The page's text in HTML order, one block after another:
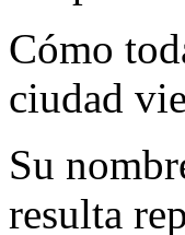
Cómo
ciudad
Su
resulta